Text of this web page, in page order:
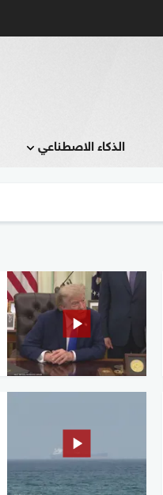
الذكاء الاصطناعي